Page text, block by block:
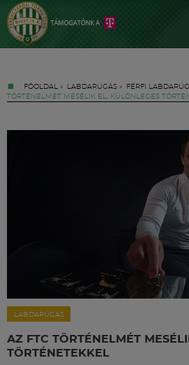
FŐOLDAL » LABDARÚGÁS » FÉRFI
TÖRTÉNELMÉT MESÉLIK EL, KÜLÖNLEGES
LABDARÚGÁS
AZ FTC TÖRTÉNELMÉT
TÖRTÉNETEKKEL
Labdarúgás